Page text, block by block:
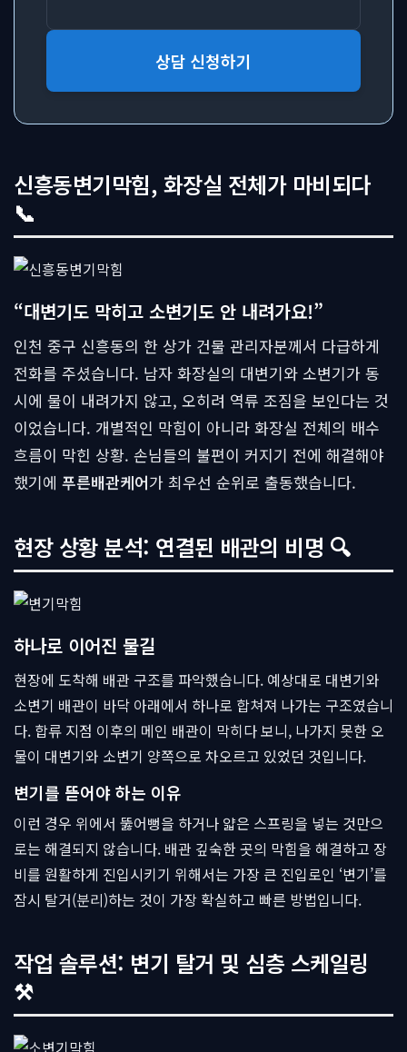
상담 신청하기
신흥동변기막힘, 화장실 전체가 마비되다
📞
“대변기도 막히고 소변기도 안 내려가요!”
인천 중구 신흥동의 한 상가 건물 관리자분께서 다급하게
전화를 주셨습니다. 남자 화장실의 대변기와 소변기가 동
시에 물이 내려가지 않고, 오히려 역류 조짐을 보인다는 것
이었습니다. 개별적인 막힘이 아니라 화장실 전체의 배수
흐름이 막힌 상황. 손님들의 불편이 커지기 전에 해결해야
했기에 푸른배관케어가 최우선 순위로 출동했습니다.
현장 상황 분석: 연결된 배관의 비명 🔍
하나로 이어진 물길
현장에 도착해 배관 구조를 파악했습니다. 예상대로 대변기와
소변기 배관이 바닥 아래에서 하나로 합쳐져 나가는 구조였습니
다. 합류 지점 이후의 메인 배관이 막히다 보니, 나가지 못한 오
물이 대변기와 소변기 양쪽으로 차오르고 있었던 것입니다.
변기를 뜯어야 하는 이유
이런 경우 위에서 뚫어뻥을 하거나 얇은 스프링을 넣는 것만으
로는 해결되지 않습니다. 배관 깊숙한 곳의 막힘을 해결하고 장
비를 원활하게 진입시키기 위해서는 가장 큰 진입로인 ‘변기’를
잠시 탈거(분리)하는 것이 가장 확실하고 빠른 방법입니다.
작업 솔루션: 변기 탈거 및 심층 스케일링
⚒